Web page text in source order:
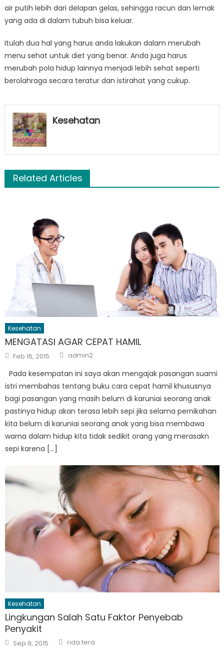
air putih lebih dari delapan gelas, sehingga racun dan lemak
yang ada di dalam tubuh bisa keluar.
Itulah dua hal yang harus anda lakukan dalam merubah
menu sehat untuk diet yang benar. Anda juga harus
merubah pola hidup lainnya menjadi lebih sehat seperti
berolahraga secara teratur dan istirahat yang cukup.
Kesehatan
Related Articles
Kesehatan
MENGATASI AGAR CEPAT HAMIL
Posted
on
Feb 16, 2015 Author
admin2
Pada kesempatan ini saya akan mengajak pasangan suami
istri membahas tentang buku cara cepat hamil khususnya
bagi pasangan yang masih belum di karuniai seorang anak
pastinya hidup akan terasa lebih sepi jika selama pernikahan
kita belum di karuniai seorang anak yang bisa membawa
warna dalam hidup kita tidak sedikit orang yang merasakn
sepi karena […]
Kesehatan
Lingkungan Salah Satu Faktor Penyebab
Penyakit
Posted
on
Sep 9, 2015 Author
rida tera